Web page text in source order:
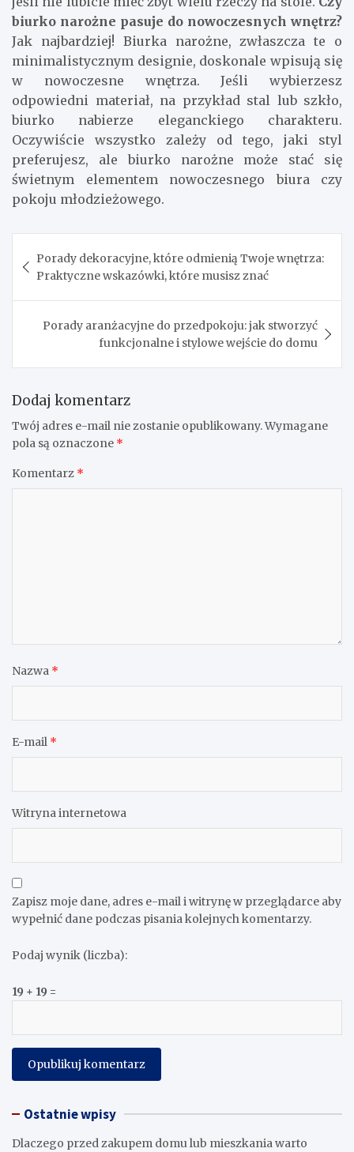
biurko narożne pasuje do nowoczesnych wnętrz?
Jak najbardziej! Biurka narożne, zwłaszcza te o
minimalistycznym designie, doskonale wpisują się
w nowoczesne wnętrza. Jeśli wybierzesz
odpowiedni materiał, na przykład stal lub szkło,
biurko nabierze eleganckiego charakteru.
Oczywiście wszystko zależy od tego, jaki styl
preferujesz, ale biurko narożne może stać się
świetnym elementem nowoczesnego biura czy
pokoju młodzieżowego.
wpisu
Porady dekoracyjne, które odmienią Twoje wnętrza:
Praktyczne wskazówki, które musisz znać
Porady aranżacyjne do przedpokoju: jak stworzyć
funkcjonalne i stylowe wejście do domu
Dodaj komentarz
Twój adres e-mail nie zostanie opublikowany.Wymagane
pola są oznaczone *
Komentarz *
Nazwa *
E-mail *
Witryna internetowa
Zapisz moje dane, adres e-mail i witrynę w przeglądarce aby
wypełnić dane podczas pisania kolejnych komentarzy.
Podaj wynik (liczba):
19 + 19 =
Ostatnie wpisy
Dlaczego przed zakupem domu lub mieszkania warto